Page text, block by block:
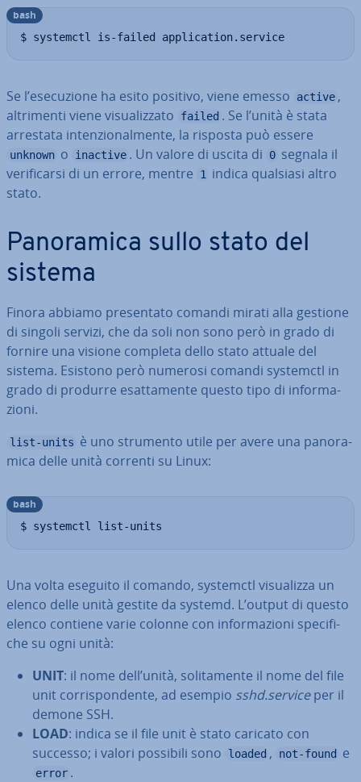
$ systemctl is-failed application.service
bash
Se l’ese­cu­zio­ne ha esito positivo, viene emesso active ,
al­tri­men­ti viene vi­sua­liz­za­to
failed . Se l’unità è stata
arrestata in­ten­zio­nal­men­te, la risposta può essere
unknown o inactive . Un valore di uscita di 0 segnala il
ve­ri­fi­car­si di un errore, mentre
1
indica qualsiasi altro
stato.
Pa­no­ra­mi­ca sullo stato del
sistema
Finora abbiamo pre­sen­ta­to comandi mirati alla gestione
di singoli servizi, che da soli non sono però in grado di
fornire una visione completa dello stato attuale del
sistema. Esistono però numerosi comandi systemctl in
grado di produrre esat­ta­men­te questo tipo di in­for­ma­
zio­ni.
list-units è uno strumento utile per avere una pa­no­ra­
mi­ca delle unità correnti su Linux:
$ systemctl list-units
bash
Una volta eseguito il comando, systemctl vi­sua­liz­za un
elenco delle unità gestite da systemd. L’output di questo
elenco contiene varie colonne con in­for­ma­zio­ni spe­ci­fi­
che su ogni unità:
UNIT: il nome dell’unità, so­li­ta­men­te il nome del file
unit cor­ri­spon­den­te, ad esempio sshd.serviceper il
demone SSH.
LOAD: indica se il file unit è stato caricato con
successo; i valori possibili sono
loaded , not-found e
error .